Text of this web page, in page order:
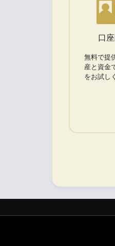
口
無料で提
産と資金
をお試し